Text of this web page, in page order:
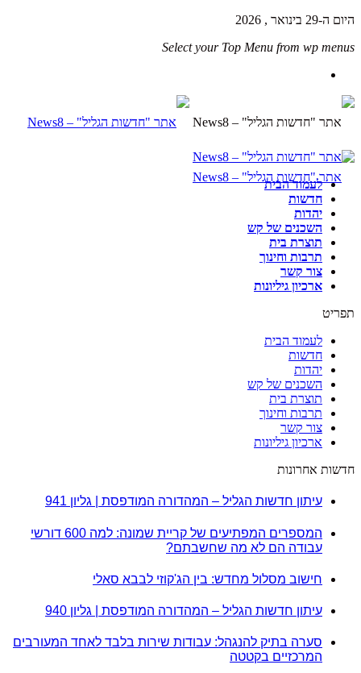
היום ה-29 בינואר , 2026
Select your Top Menu from wp menus
לעמוד הבית
חדשות
יהדות
השכנים של קש
תוצרת בית
תרבות וחינוך
צור קשר
ארכיון גיליונות
תפריט
לעמוד הבית
חדשות
יהדות
השכנים של קש
תוצרת בית
תרבות וחינוך
צור קשר
ארכיון גיליונות
חדשות אחרונות
עיתון חדשות הגליל – המהדורה המודפסת | גליון 941
המספרים המפתיעים של קריית שמונה: למה 600 דורשי
עבודה הם לא מה שחשבתם?
חישוב מסלול מחדש: בין הג'קוזי לבבא סאלי
עיתון חדשות הגליל – המהדורה המודפסת | גליון 940
סערה בתיק להנגהל: עבודות שירות בלבד לאחד המעורבים
המרכזיים בקטטה